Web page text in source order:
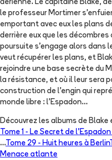
aérienne. Le capitaine Blake,
le professeur Mortimer
emportant avec eux les plans
derrière eux que les
poursuite s'engage alors dans
veut récupérer les plans, et
rejoindre une base secrète du
la résistance, et où il leur sera
construction de l'engin qui
monde libre : l'Espadon...
Découvrez les albums de Blake
Tome 1 - Le Secret de
...Tome 29 - Huit heures à Berlin
Menace atlante